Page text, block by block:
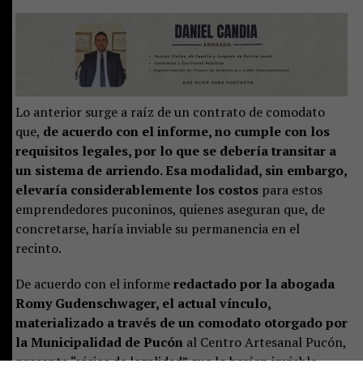
Lo anterior surge a raíz de un contrato de comodato
que, de acuerdo con el informe, no cumple con los
requisitos legales, por lo que se debería transitar a
un sistema de arriendo. Esa modalidad, sin embargo,
elevaría considerablemente los costospara estos
emprendedores puconinos, quienes aseguran que, de
concretarse, haría inviable su permanencia en el
recinto.
De acuerdo con el informeredactado por la abogada
Romy Gudenschwager, el actual vínculo,
materializado a través de un comodato otorgado por
la Municipalidad de Pucónal Centro Artesanal Pucón,
presenta “vicios de legalidad” que lo harían inviable.